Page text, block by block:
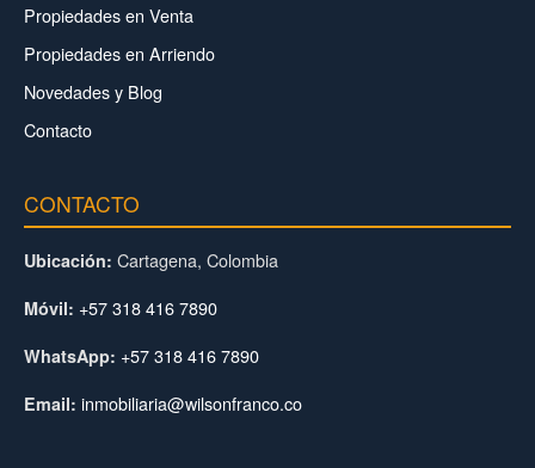
Propiedades en Venta
Propiedades en Arriendo
Novedades y Blog
Contacto
CONTACTO
Ubicación: Cartagena, Colombia
Móvil: +57 318 416 7890
WhatsApp: +57 318 416 7890
Email: inmobiliaria@wilsonfranco.co